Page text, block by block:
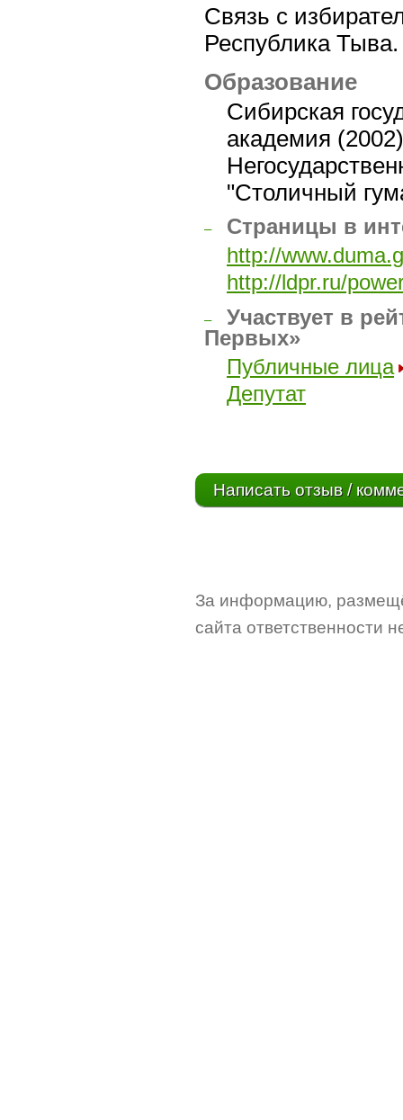
Связь с
Республика Тыва.
Образование
Сибирская
академия (2002)
"Столичный
–
Страницы в
http://
http://ldpr.ru/
–
Участвует в
Первых»
Публичные лица
Депутат
Написать отзыв /
За информацию,
сайта ответственности